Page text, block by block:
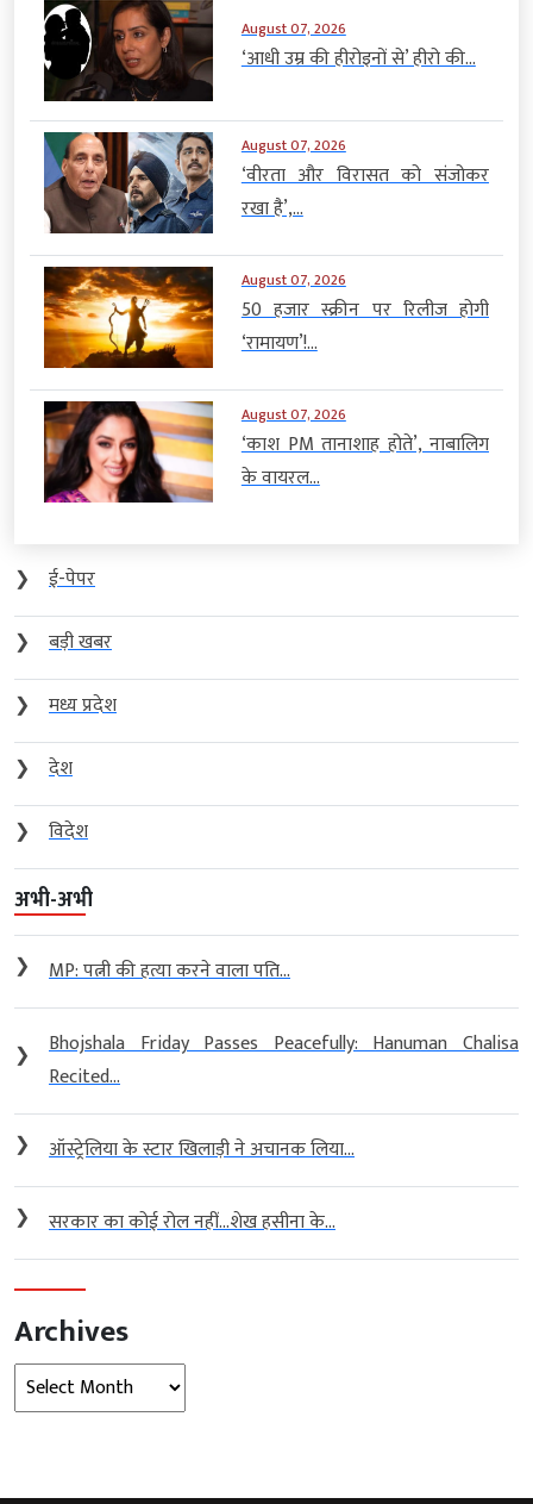
August 07, 2026
‘आधी उम्र की हीरोइनों से’ हीरो की...
August 07, 2026
‘वीरता और विरासत को संजोकर
रखा है’,...
August 07, 2026
50 हजार स्क्रीन पर रिलीज होगी
‘रामायण’!...
August 07, 2026
‘काश PM तानाशाह होते’, नाबालिग
के वायरल...
❯
ई-पेपर
❯
बड़ी खबर
❯
मध्य प्रदेश
❯
देश
❯
विदेश
अभी-अभी
❯ MP: पत्नी की हत्या करने वाला पति...
❯
Bhojshala Friday Passes Peacefully: Hanuman Chalisa
Recited...
❯ ऑस्ट्रेलिया के स्टार खिलाड़ी ने अचानक लिया...
❯ सरकार का कोई रोल नहीं…शेख हसीना के...
Archives
Archives